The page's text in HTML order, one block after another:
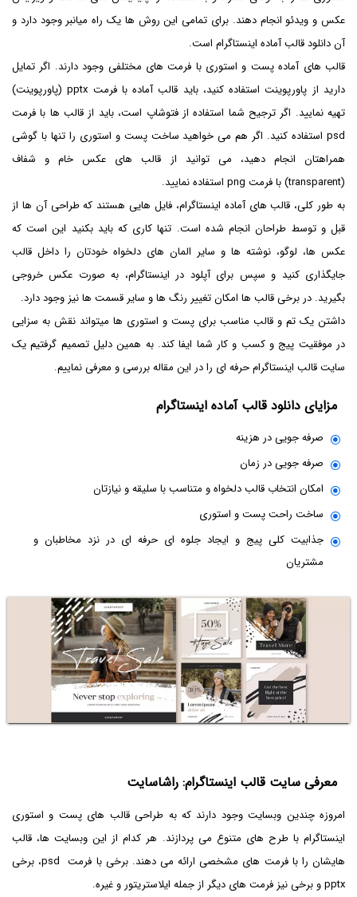
عکس و ویدئو انجام دهند. برای تمامی این روش ها یک راه میانبر وجود دارد و
آن دانلود قالب آماده اینستاگرام است.
قالب های آماده پست و استوری با فرمت های مختلفی وجود دارند. اگر تمایل
دارید از پاورپوینت استفاده کنید، باید قالب آماده با فرمت pptx (پاورپوینت)
تهیه نمایید. اگر ترجیح شما استفاده از فتوشاپ است، باید از قالب ها با فرمت
psd استفاده کنید. اگر هم می خواهید ساخت پست و استوری را تنها با گوشی
همراهتان انجام دهید، می توانید از قالب های عکس خام و شفاف
(transparent) با فرمت png استفاده نمایید.
به طور کلی، قالب های آماده اینستاگرام، فایل هایی هستند که طراحی آن ها از
قبل و توسط طراحان انجام شده است. تنها کاری که باید بکنید این است که
عکس ها، لوگو، نوشته ها و سایر المان های دلخواه خودتان را داخل قالب
جایگذاری کنید و سپس برای آپلود در اینستاگرام، به صورت عکس خروجی
بگیرید. در برخی قالب ها امکان تغییر رنگ ها و سایر قسمت ها نیز وجود دارد.
داشتن یک تم و قالب مناسب برای پست و استوری ها میتواند نقش به سزایی
در موفقیت پیج و کسب و کار شما ایفا کند. به همین دلیل تصمیم گرفتیم یک
سایت قالب اینستاگرام حرفه ای را در این مقاله بررسی و معرفی نماییم.
مزایای دانلود قالب آماده اینستاگرام
صرفه جویی در هزینه
صرفه جویی در زمان
امکان انتخاب قالب دلخواه و متناسب با سلیقه و نیازتان
ساخت راحت پست و استوری
جذابیت کلی پیج و ایجاد جلوه ای حرفه ای در نزد مخاطبان و
مشتریان
معرفی سایت قالب اینستاگرام: راشاسایت
امروزه چندین وبسایت وجود دارند که به طراحی قالب های پست و استوری
اینستاگرام با طرح های متنوع می پردازند. هر کدام از این وبسایت ها، قالب
هایشان را با فرمت های مشخصی ارائه می دهند. برخی با فرمت psd، برخی
pptx و برخی نیز فرمت های دیگر از جمله ایلاستریتور و غیره.